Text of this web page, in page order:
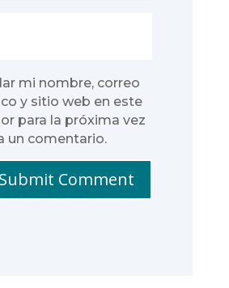
mi nombre, correo
y sitio web en este
para la próxima vez
un comentario.
Submit Comment